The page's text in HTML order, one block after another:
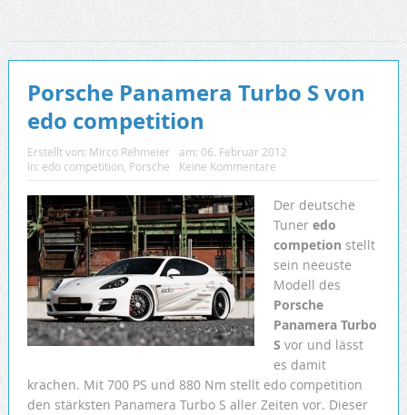
Porsche Panamera Turbo S von
edo competition
Erstellt von: Mirco Rehmeier am: 06. Februar 2012
In: edo competition Porsche Keine Kommentare
Der deutsche
Tuner edo
competion stellt
sein neeuste
Modell des
Porsche
Panamera Turbo
S vor und lässt
es damit
krachen. Mit 700 PS und 880 Nm stellt edo competition
den stärksten Panamera Turbo S aller Zeiten vor. Dieser